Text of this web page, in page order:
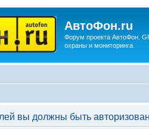
АвтоФон.ru
Форум проекта АвтоФон.
охраны и мониторинга.
вы должны быть